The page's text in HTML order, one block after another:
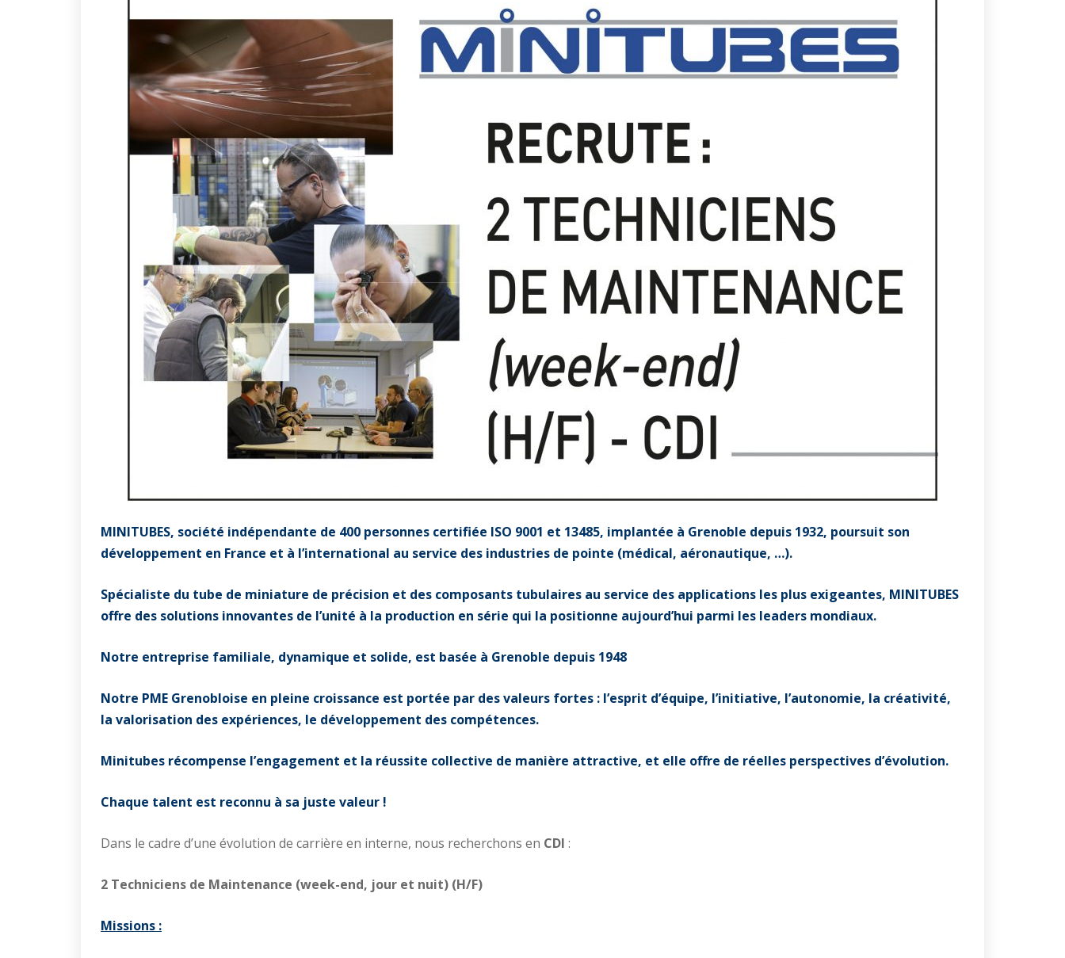
MINITUBES, société indépendante de 400 personnes certifiée ISO 9001 et 13485, implantée à Grenoble depuis 1932, poursuit son
développement en France et à l’international au service des industries de pointe (médical, aéronautique, …).
Spécialiste du tube de miniature de précision et des composants tubulaires au service des applications les plus exigeantes, MINITUBES
offre des solutions innovantes de l’unité à la production en série qui la positionne aujourd’hui parmi les leaders mondiaux.
Notre entreprise familiale, dynamique et solide, est basée à Grenoble depuis 1948
Notre PME Grenobloise en pleine croissance est portée par des valeurs fortes : l’esprit d’équipe, l’initiative, l’autonomie, la créativité,
la valorisation des expériences, le développement des compétences.
Minitubes récompense l’engagement et la réussite collective de manière attractive, et elle offre de réelles perspectives d’évolution.
Chaque talent est reconnu à sa juste valeur !
Dans le cadre d’une évolution de carrière en interne, nous recherchons en CDI :
2 Techniciens de Maintenance (week-end, jour et nuit) (H/F)
Missions :